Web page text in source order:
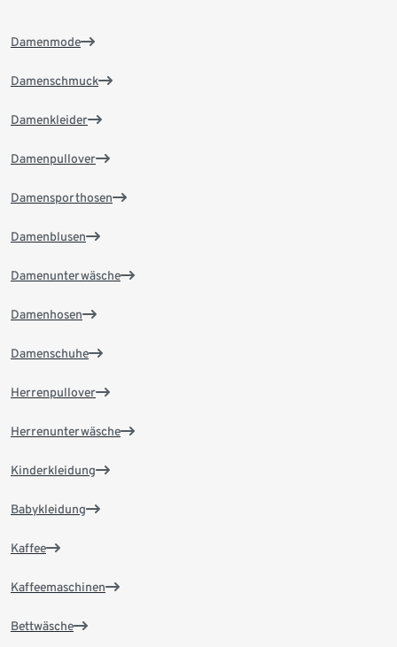
Damenmode
Damenschmuck
Damenkleider
Damenpullover
Damensporthosen
Damenblusen
Damenunterwäsche
Damenhosen
Damenschuhe
Herrenpullover
Herrenunterwäsche
Kinderkleidung
Babykleidung
Kaffee
Kaffeemaschinen
Bettwäsche